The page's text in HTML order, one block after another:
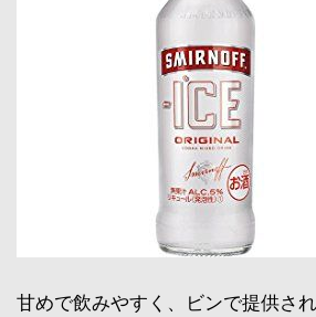
甘めで飲みやすく、ビンで提供さ